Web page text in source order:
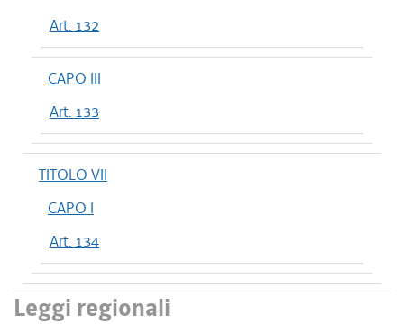
Art. 132
CAPO III
Art. 133
TITOLO VII
CAPO I
Art. 134
Leggi regionali